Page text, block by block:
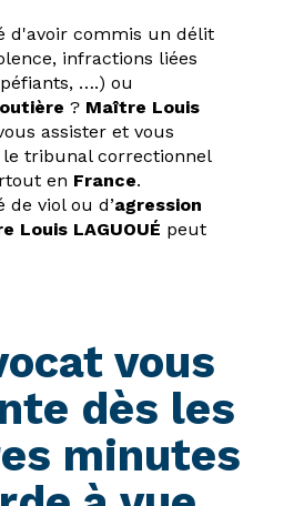
d'avoir commis un délit
infractions liées
….) ou
? Maître Louis
assister et vous
tribunal correctionnel
en France.
de viol ou d’agression
Louis LAGUOUÉ peut
vous
dès les
minutes